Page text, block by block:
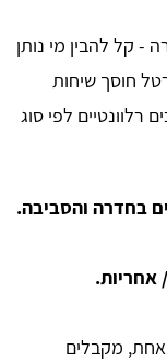
בחדרה - קל להבין מי נותן
חוסך שיחות
רלוונטיים לפי סוג
אחריות.
מקבלים